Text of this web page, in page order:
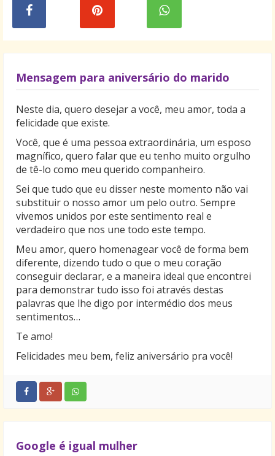
Mensagem para aniversário do marido
Neste dia, quero desejar a você, meu amor, toda a
felicidade que existe.
Você, que é uma pessoa extraordinária, um esposo
magnífico, quero falar que eu tenho muito orgulho
de tê-lo como meu querido companheiro.
Sei que tudo que eu disser neste momento não vai
substituir o nosso amor um pelo outro. Sempre
vivemos unidos por este sentimento real e
verdadeiro que nos une todo este tempo.
Meu amor, quero homenagear você de forma bem
diferente, dizendo tudo o que o meu coração
conseguir declarar, e a maneira ideal que encontrei
para demonstrar tudo isso foi através destas
palavras que lhe digo por intermédio dos meus
sentimentos…
Te amo!
Felicidades meu bem, feliz aniversário pra você!
Google é igual mulher